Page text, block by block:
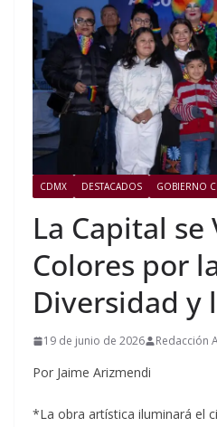
CDMX DESTACADOS GOBIERNO
La Capital se
Colores por
Diversidad y
19 de junio de 2026 Redacción
Por Jaime Arizmendi
*La obra artística iluminará el